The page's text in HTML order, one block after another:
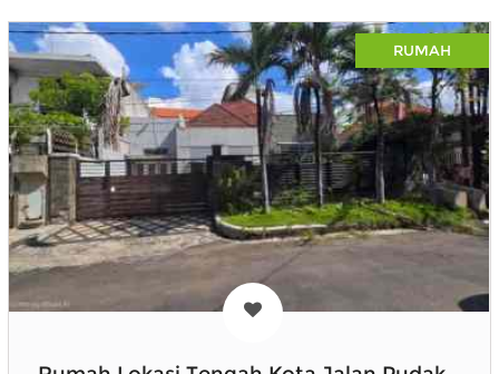
RUMAH